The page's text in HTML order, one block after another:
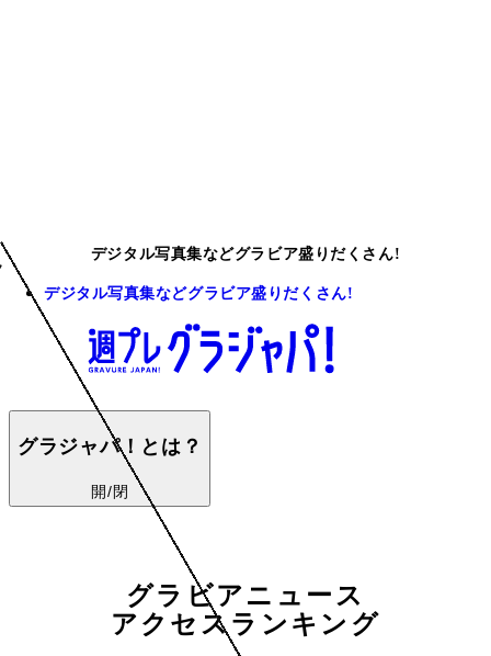
デジタル写真集などグラビア盛りだくさん!
デジタル写真集などグラビア盛りだくさん!
グラジャパ！とは？
開/閉
グラビアニュース
アクセスランキング